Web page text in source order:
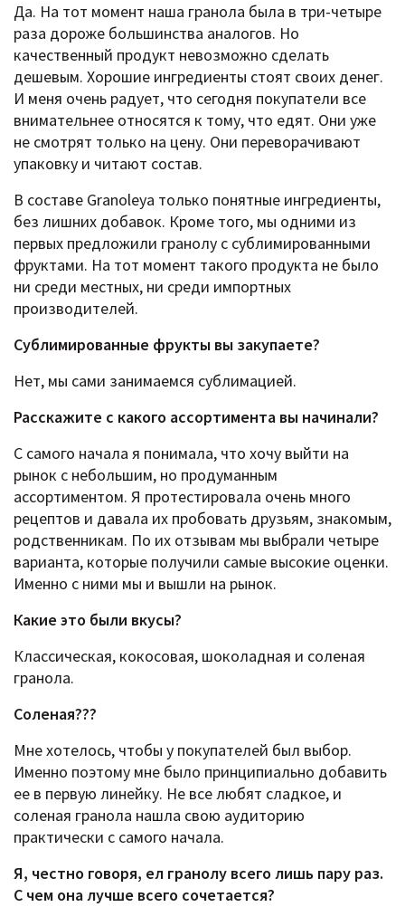
Да. На тот момент наша гранола была в три-четыре
раза дороже большинства аналогов. Но
качественный продукт невозможно сделать
дешевым. Хорошие ингредиенты стоят своих денег.
И меня очень радует, что сегодня покупатели все
внимательнее относятся к тому, что едят. Они уже
не смотрят только на цену. Они переворачивают
упаковку и читают состав.
В составе Granoleya только понятные ингредиенты,
без лишних добавок. Кроме того, мы одними из
первых предложили гранолу с сублимированными
фруктами. На тот момент такого продукта не было
ни среди местных, ни среди импортных
производителей.
Сублимированные фрукты вы закупаете?
Нет, мы сами занимаемся сублимацией.
Расскажите c какого ассортимента вы начинали?
С самого начала я понимала, что хочу выйти на
рынок с небольшим, но продуманным
ассортиментом. Я протестировала очень много
рецептов и давала их пробовать друзьям, знакомым,
родственникам. По их отзывам мы выбрали четыре
варианта, которые получили самые высокие оценки.
Именно с ними мы и вышли на рынок.
Какие это были вкусы?
Классическая, кокосовая, шоколадная и соленая
гранола.
Соленая???
Мне хотелось, чтобы у покупателей был выбор.
Именно поэтому мне было принципиально добавить
ее в первую линейку. Не все любят сладкое, и
соленая гранола нашла свою аудиторию
практически с самого начала.
Я, честно говоря, ел гранолу всего лишь пару раз.
С чем она лучше всего сочетается?